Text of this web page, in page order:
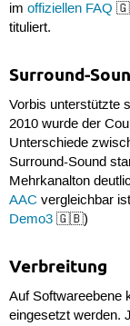
im offiziellen FAQ
tituliert.
Surround-
Vorbis unterstützte
2010 wurde der
Unterschiede
Surround-Sound
Mehrkanalton
AAC vergleichbar
Demo3🇬🇧)
Verbreitung
Auf Softwareebene
eingesetzt werden.